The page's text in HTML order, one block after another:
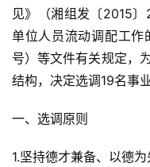
见》（湘组发〔2015
单位人员流动调配工
号）等文件有关规定，
结构，决定选调19名事
一、选调原则
1.坚持德才兼备、以德为